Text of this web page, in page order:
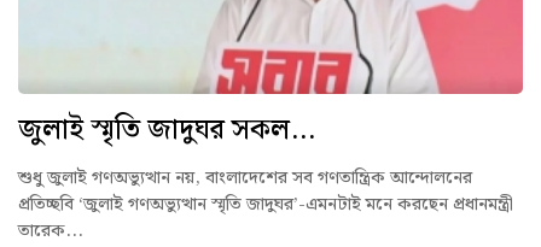
জুলাই স্মৃতি জাদুঘর সকল...
শুধু জুলাই গণঅভ্যুত্থান নয়, বাংলাদেশের সব গণতান্ত্রিক আন্দোলনের
প্রতিচ্ছবি ‘জুলাই গণঅভ্যুত্থান স্মৃতি জাদুঘর’-এমনটাই মনে করছেন প্রধানমন্ত্রী
তারেক...